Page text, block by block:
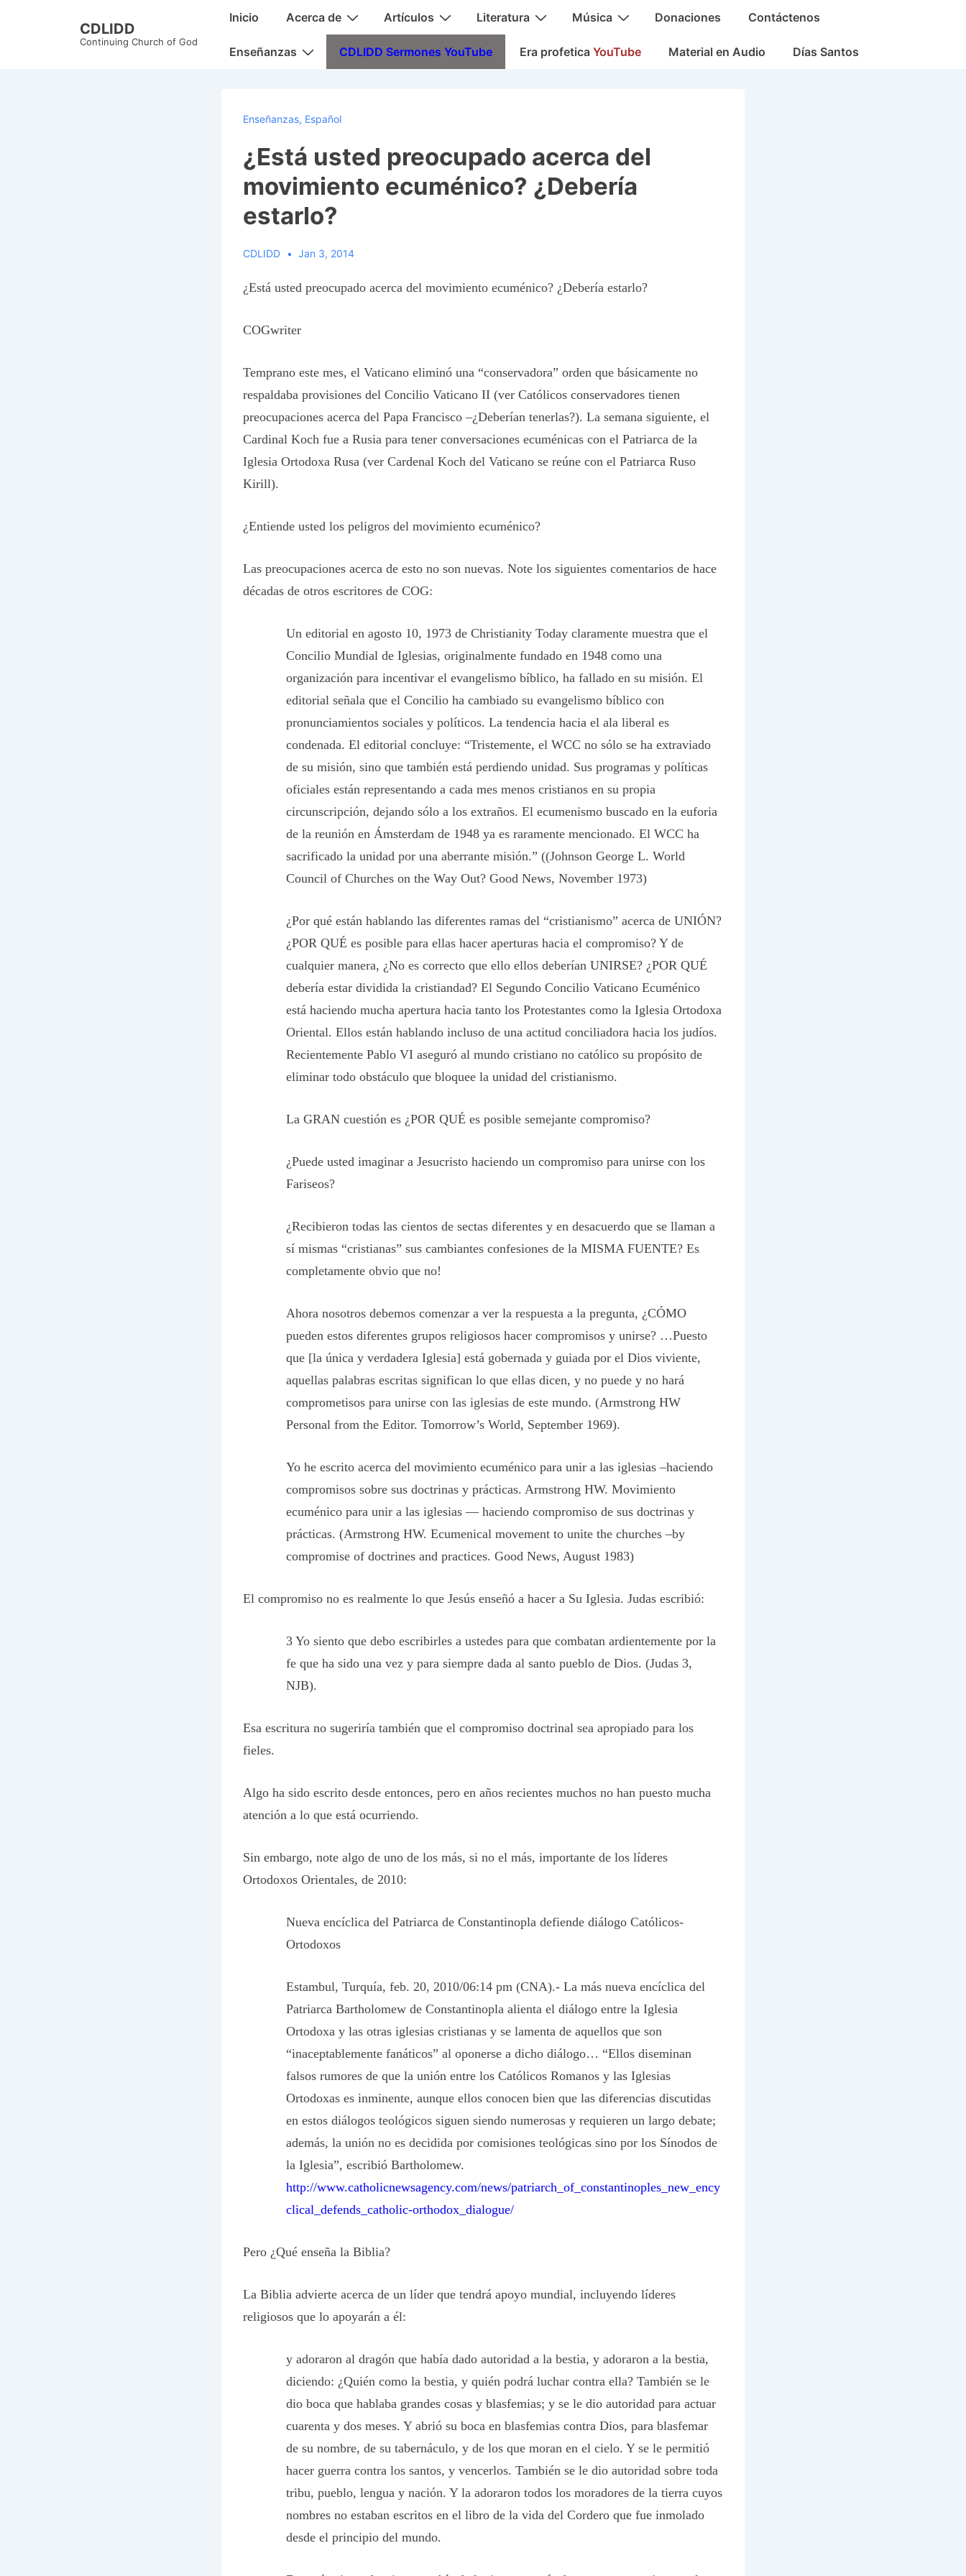
CDLIDD
Continuing Church of God
MainInicio Acerca de Artículos Literatura Música Donaciones Contáctenos
Enseñanzas CDLIDD Sermones YouTube Era profetica YouTube Material en Audio Días Santos
Enseñanzas, Español
¿Está usted preocupado acerca del
movimiento ecuménico? ¿Debería
estarlo?
CDLIDD Jan 3, 2014
¿Está usted preocupado acerca del movimiento ecuménico? ¿Debería estarlo?
COGwriter
Temprano este mes, el Vaticano eliminó una “conservadora” orden que básicamente no
respaldaba provisiones del Concilio Vaticano II (ver Católicos conservadores tienen
preocupaciones acerca del Papa Francisco –¿Deberían tenerlas?). La semana siguiente, el
Cardinal Koch fue a Rusia para tener conversaciones ecuménicas con el Patriarca de la
Iglesia Ortodoxa Rusa (ver Cardenal Koch del Vaticano se reúne con el Patriarca Ruso
Kirill).
¿Entiende usted los peligros del movimiento ecuménico?
Las preocupaciones acerca de esto no son nuevas. Note los siguientes comentarios de hace
décadas de otros escritores de COG:
Un editorial en agosto 10, 1973 de Christianity Todayclaramente muestra que el
Concilio Mundial de Iglesias, originalmente fundado en 1948 como una
organización para incentivar el evangelismo bíblico, ha fallado en su misión. El
editorial señala que el Concilio ha cambiado su evangelismo bíblico con
pronunciamientos sociales y políticos. La tendencia hacia el ala liberal es
condenada. El editorial concluye: “Tristemente, el WCC no sólo se ha extraviado
de su misión, sino que también está perdiendo unidad. Sus programas y políticas
oficiales están representando a cada mes menos cristianos en su propia
circunscripción, dejando sólo a los extraños. El ecumenismo buscado en la euforia
de la reunión en Ámsterdam de 1948 ya es raramente mencionado. El WCC ha
sacrificado la unidad por una aberrante misión.” ((Johnson George L. World
Council of Churches on the Way Out? Good News, November 1973)
¿Por qué están hablando las diferentes ramas del “cristianismo” acerca de UNIÓN?
¿POR QUÉ es posible para ellas hacer aperturas hacia el compromiso? Y de
cualquier manera, ¿No es correcto que ello ellos deberían UNIRSE? ¿POR QUÉ
debería estar dividida la cristiandad? El Segundo Concilio Vaticano Ecuménico
está haciendo mucha apertura hacia tanto los Protestantes como la Iglesia Ortodoxa
Oriental. Ellos están hablando incluso de una actitud conciliadora hacia los judíos.
Recientemente Pablo VI aseguró al mundo cristiano no católico su propósito de
eliminar todo obstáculo que bloquee la unidad del cristianismo.
La GRAN cuestión es ¿POR QUÉ es posible semejante compromiso?
¿Puede usted imaginar a Jesucristo haciendo un compromiso para unirse con los
Fariseos?
¿Recibieron todas las cientos de sectas diferentes y en desacuerdo que se llaman a
sí mismas “cristianas” sus cambiantes confesiones de la MISMA FUENTE? Es
completamente obvio que no!
Ahora nosotros debemos comenzar a ver la respuesta a la pregunta, ¿CÓMO
pueden estos diferentes grupos religiosos hacer compromisos y unirse? …Puesto
que [la única y verdadera Iglesia] está gobernada y guiada por el Dios viviente,
aquellas palabras escritas significan lo que ellas dicen, y no puede y no hará
comprometisos para unirse con las iglesias de este mundo. (Armstrong HW
Personal from the Editor. Tomorrow’s World, September 1969).
Yo he escrito acerca del movimiento ecuménico para unir a las iglesias –haciendo
compromisos sobre sus doctrinas y prácticas. Armstrong HW. Movimiento
ecuménico para unir a las iglesias — haciendo compromiso de sus doctrinas y
prácticas. (Armstrong HW. Ecumenical movement to unite the churches –by
compromise of doctrines and practices. Good News, August 1983)
El compromiso no es realmente lo que Jesús enseñó a hacer a Su Iglesia. Judas escribió:
3 Yo siento que debo escribirles a ustedes para que combatan ardientemente por la
fe que ha sido una vez y para siempre dada al santo pueblo de Dios. (Judas 3,
NJB).
Esa escritura no sugeriría también que el compromiso doctrinal sea apropiado para los
fieles.
Algo ha sido escrito desde entonces, pero en años recientes muchos no han puesto mucha
atención a lo que está ocurriendo.
Sin embargo, note algo de uno de los más, si no el más, importante de los líderes
Ortodoxos Orientales, de 2010:
Nueva encíclica del Patriarca de Constantinopla defiende diálogo Católicos-
Ortodoxos
Estambul, Turquía, feb. 20, 2010/06:14 pm (CNA).- La más nueva encíclica del
Patriarca Bartholomew de Constantinopla alienta el diálogo entre la Iglesia
Ortodoxa y las otras iglesias cristianas y se lamenta de aquellos que son
“inaceptablemente fanáticos” al oponerse a dicho diálogo… “Ellos diseminan
falsos rumores de que la unión entre los Católicos Romanos y las Iglesias
Ortodoxas es inminente, aunque ellos conocen bien que las diferencias discutidas
en estos diálogos teológicos siguen siendo numerosas y requieren un largo debate;
además, la unión no es decidida por comisiones teológicas sino por los Sínodos de
la Iglesia”, escribió Bartholomew.
http://www.catholicnewsagency.com/news/patriarch_of_constantinoples_new_ency
clical_defends_catholic-orthodox_dialogue/
Pero ¿Qué enseña la Biblia?
La Biblia advierte acerca de un líder que tendrá apoyo mundial, incluyendo líderes
religiosos que lo apoyarán a él:
y adoraron al dragón que había dado autoridad a la bestia, y adoraron a la bestia,
diciendo: ¿Quién como la bestia, y quién podrá luchar contra ella? También se le
dio boca que hablaba grandes cosas y blasfemias; y se le dio autoridad para actuar
cuarenta y dos meses. Y abrió su boca en blasfemias contra Dios, para blasfemar
de su nombre, de su tabernáculo, y de los que moran en el cielo. Y se le permitió
hacer guerra contra los santos, y vencerlos. También se le dio autoridad sobre toda
tribu, pueblo, lengua y nación. Y la adoraron todos los moradores de la tierra cuyos
nombres no estaban escritos en el libro de la vida del Cordero que fue inmolado
desde el principio del mundo.